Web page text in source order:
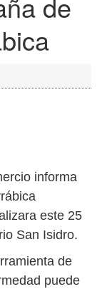
informa
este 25
San Isidro.
de
puede